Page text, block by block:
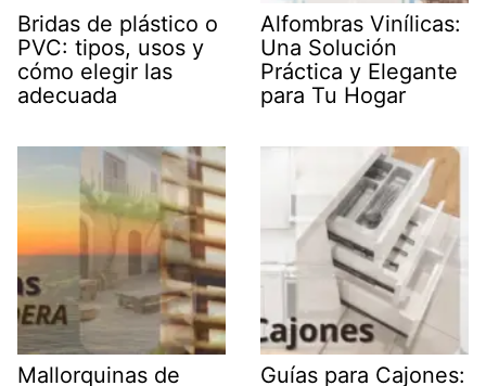
Bridas de plástico o
PVC: tipos, usos y
cómo elegir las
adecuada
Alfombras Vinílicas:
Una Solución
Práctica y Elegante
para Tu Hogar
Mallorquinas de
Guías para Cajones: